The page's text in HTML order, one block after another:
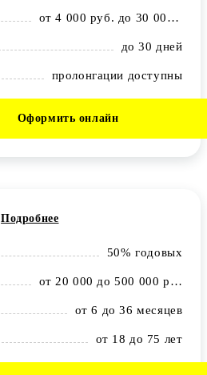
от 4 000 руб. до 30 000 рублей
до 30 дней
пролонгации доступны
Оформить онлайн
Подробнее
50% годовых
от 20 000 до 500 000 рублей
от 6 до 36 месяцев
от 18 до 75 лет